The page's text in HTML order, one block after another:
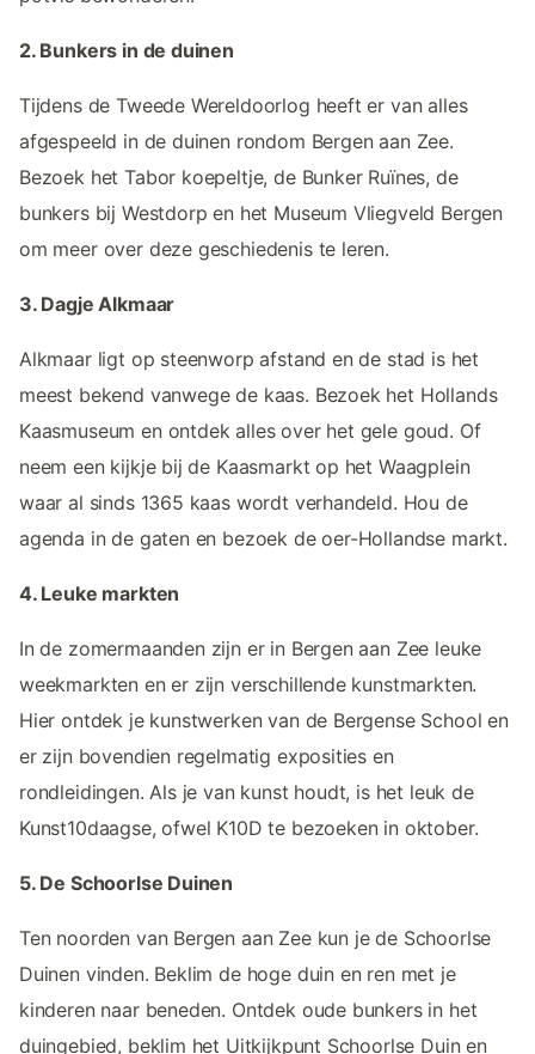
2. Bunkers in de duinen
Tijdens de Tweede Wereldoorlog heeft er van alles
afgespeeld in de duinen rondom Bergen aan Zee.
Bezoek het Tabor koepeltje, de Bunker Ruïnes, de
bunkers bij Westdorp en het Museum Vliegveld Bergen
om meer over deze geschiedenis te leren.
3. Dagje Alkmaar
Alkmaar ligt op steenworp afstand en de stad is het
meest bekend vanwege de kaas. Bezoek het Hollands
Kaasmuseum en ontdek alles over het gele goud. Of
neem een kijkje bij de Kaasmarkt op het Waagplein
waar al sinds 1365 kaas wordt verhandeld. Hou de
agenda in de gaten en bezoek de oer-Hollandse markt.
4. Leuke markten
In de zomermaanden zijn er in Bergen aan Zee leuke
weekmarkten en er zijn verschillende kunstmarkten.
Hier ontdek je kunstwerken van de Bergense School en
er zijn bovendien regelmatig exposities en
rondleidingen. Als je van kunst houdt, is het leuk de
Kunst10daagse, ofwel K10D te bezoeken in oktober.
5. De Schoorlse Duinen
Ten noorden van Bergen aan Zee kun je de Schoorlse
Duinen vinden. Beklim de hoge duin en ren met je
kinderen naar beneden. Ontdek oude bunkers in het
duingebied, beklim het Uitkijkpunt Schoorlse Duin en